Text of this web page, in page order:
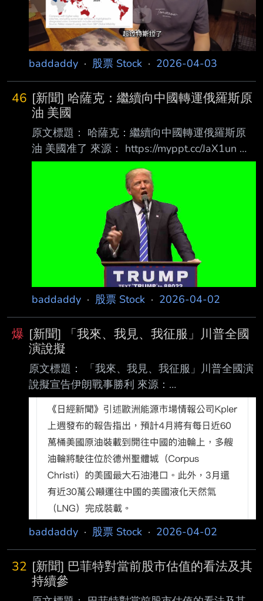
成長。特斯拉 已連續兩年出現年度交車下滑。
根據 StreetAccount，分析師原預期交車量為
370,000 輛，而特斯拉 3 月 26 日公布
baddaddy · 股票 Stock · 2026-04-03
46 [新聞] 哈薩克：繼續向中國轉運俄羅斯原
油 美國
原文標題： 哈薩克：繼續向中國轉運俄羅斯原
油 美國准了 來源： https://myppt.cc/JaX1un 內
文： 鉅亨網編譯鍾詠翔 綜合外電 2026-04-02
09:54 哈薩克能源部表示，美國政府將允許哈薩
克繼續通過管線向中國轉運俄羅斯原油，許可有
效 期延續至明年 3 月。 據《彭博》報導，哈薩
克能源部新聞發言人埃賽麗 · 賽熱克巴耶娃周三
（1 日）在電子郵 件中證實，經與美國財政部磋
商，豁免許可已延長至 2027 年 3 月 19 日。 此
前有關報導稱，川普政府放寬對俄石油制裁後，
由美國財政
baddaddy · 股票 Stock · 2026-04-02
爆 [新聞] 「我來、我見、我征服」川普全國
演說擬
原文標題： 「我來、我見、我征服」川普全國演
說擬宣告伊朗戰事勝利 來源：
https://myppt.cc/pqNPmL 內文： 鉅亨網編譯羅
昀玫 2026-04-02 07:20 《Politico》週三 (9 日)
報導，在油價飆升與民調走弱的壓力下，美國總
統川普正試圖透 過黃金時段演說，對外釋出「戰
爭即將落幕」的訊號，同時另有約 2,500 名美國
海軍陸戰 隊正持續部署至中東地區。 川普將於
週三晚間 9 點 (台灣時間週四上午 9 點) 發表全
國演說，聚焦伊朗戰爭的最新進 展。
《Politico》
baddaddy · 股票 Stock · 2026-04-02
32 [新聞] 巴菲特對當前股市估值的看法及其
持續參